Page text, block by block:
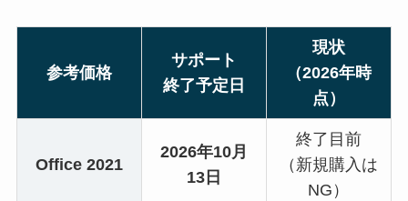
参考価格
サポート
終了予定日
現状
（2026年時
点）
Office 2021
2026年10月
13日
終了目前
（新規購入は
NG）